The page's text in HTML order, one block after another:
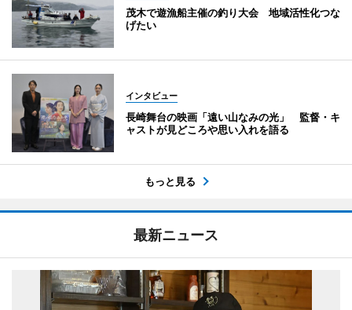
茂木で遊漁船主催の釣り大会 地域活性化つな
げたい
インタビュー
長崎舞台の映画「遠い山なみの光」 監督・キ
ャストが見どころや思い入れを語る
もっと見る
最新ニュース